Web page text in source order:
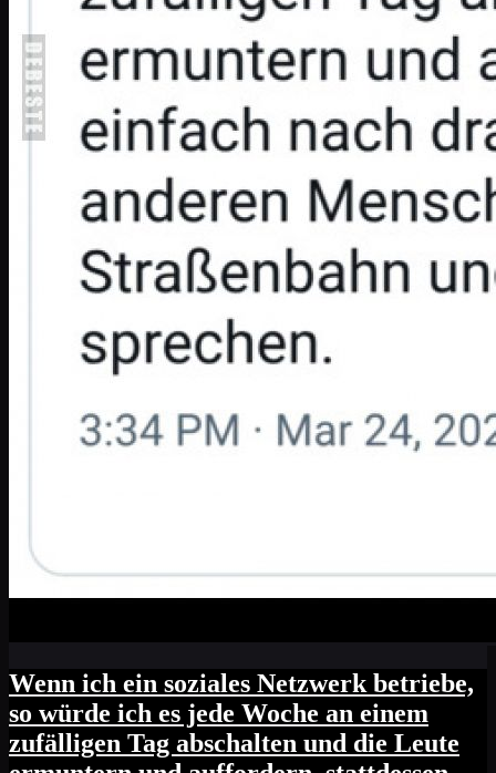
Wenn ich ein soziales Netzwerk betriebe,
so würde ich es jede Woche an einem
zufälligen Tag abschalten und die Leute